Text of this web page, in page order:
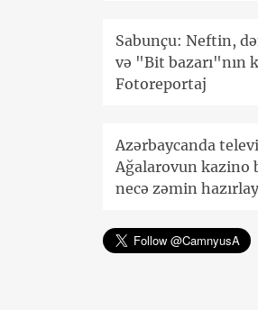
Sabunçu: Neftin,
və "Bit bazarı"nın
Fotoreportaj
Azərbaycanda
Ağalarovun kazino
necə zəmin